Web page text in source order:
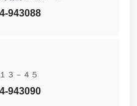
943088
３－４５
943090